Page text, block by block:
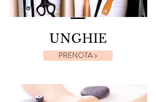
UNGHIE
PRENOTA >